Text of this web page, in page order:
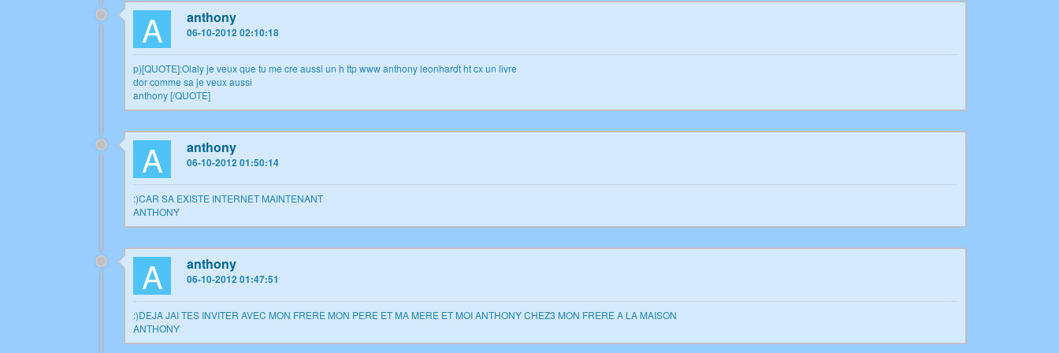
A anthony
06-10-2012 02:10:18
p)[QUOTE]:Olaly je veux que tu me cre aussi un h ttp www anthony leonhardt ht cx un livre
dor comme sa je veux aussi
anthony [/QUOTE]
A anthony
06-10-2012 01:50:14
:)CAR SA EXISTE INTERNET MAINTENANT
ANTHONY
A anthony
06-10-2012 01:47:51
:)DEJA JAI TES INVITER AVEC MON FRERE MON PERE ET MA MERE ET MOI ANTHONY CHEZ3 MON FRERE A LA MAISON
ANTHONY